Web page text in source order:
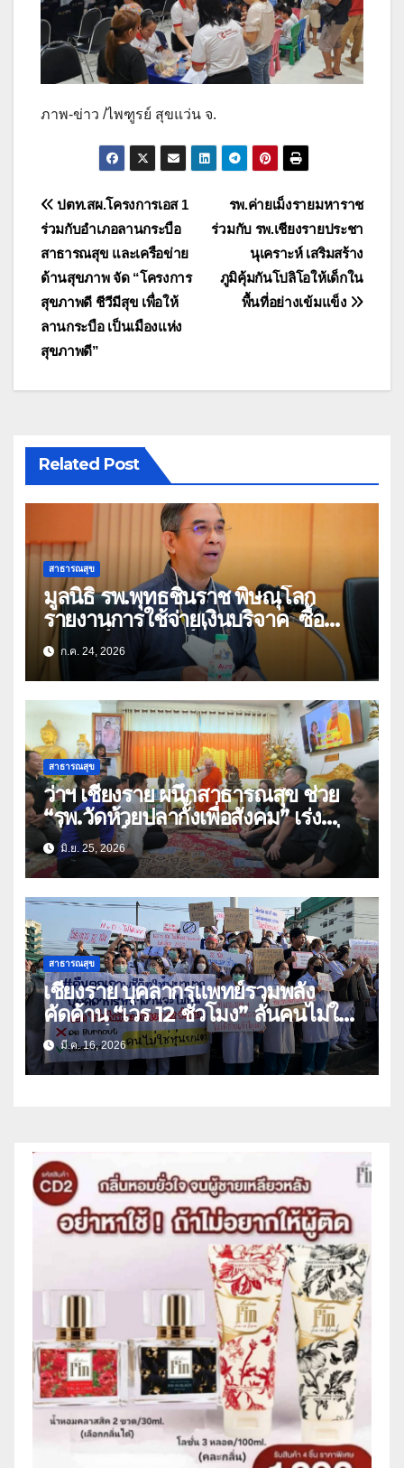
ภาพ-ข่าว /ไพฑูรย์ สุขแว่น จ.
แนะแนว
เรื่อง
รพ.ค่ายเม็งรายมหาราช
ร่วมกับ รพ.เชียงรายประชา
นุเคราะห์ เสริมสร้าง
ภูมิคุ้มกันโปลิโอให้เด็กใน
พื้นที่อย่างเข้มแข็ง
ปตท.สผ.โครงการเอส 1
ร่วมกับอำเภอลานกระบือ
สาธารณสุข และเครือข่าย
ด้านสุขภาพ จัด “โครงการ
สุขภาพดี ชีวีมีสุข เพื่อให้
ลานกระบือ เป็นเมืองแห่ง
สุขภาพดี”
Related Post
สาธารณสุข
มูลนิธิ รพ.พุทธชินราช พิษณุโลก
รายงานการใช้จ่ายเงินบริจาค ซื้อ
อุปกรณ์การแพทย์ที่ทันสมัย
ก.ค. 24, 2026
สาธารณสุข
ว่าฯ เชียงราย ผนึกสาธารณสุข ช่วย
“รพ.วัดห้วยปลากั้งเพื่อสังคม” เร่ง
เชื่อมสิทธิ์ สปสช. เดินหน้าภารกิจเพื่อ
ผู้ป่วยยากไร้อย่างยั่งยืน
มิ.ย. 25, 2026
สาธารณสุข
เชียงราย บุคลากรแพทย์รวมพลัง
คัดค้าน “เวร 12 ชั่วโมง” ลั่นคนไม่ใช่
หุ่นยนต์!
มี.ค. 16, 2026